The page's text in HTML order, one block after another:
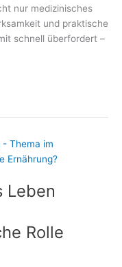
nur medizinisches
und praktische
schnell überfordert –
Leben
Rolle